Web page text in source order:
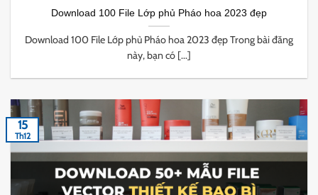
Download 100 File Lớp phủ Pháo hoa 2023 đẹp
Download 100 File Lớp phủ Pháo hoa 2023 đẹp Trong bài đăng
này, bạn có [...]
15
Th12